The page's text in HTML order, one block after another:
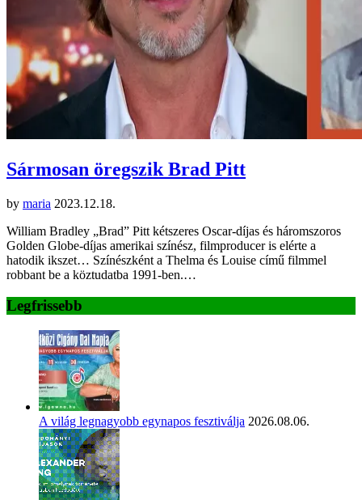
Sármosan öregszik Brad Pitt
by maria 2023.12.18.
William Bradley „Brad” Pitt kétszeres Oscar-díjas és háromszoros
Golden Globe-díjas amerikai színész, filmproducer is elérte a
hatodik ikszet… Színészként a Thelma és Louise című filmmel
robbant be a köztudatba 1991-ben.…
Legfrissebb
A világ legnagyobb egynapos fesztiválja 2026.08.06.